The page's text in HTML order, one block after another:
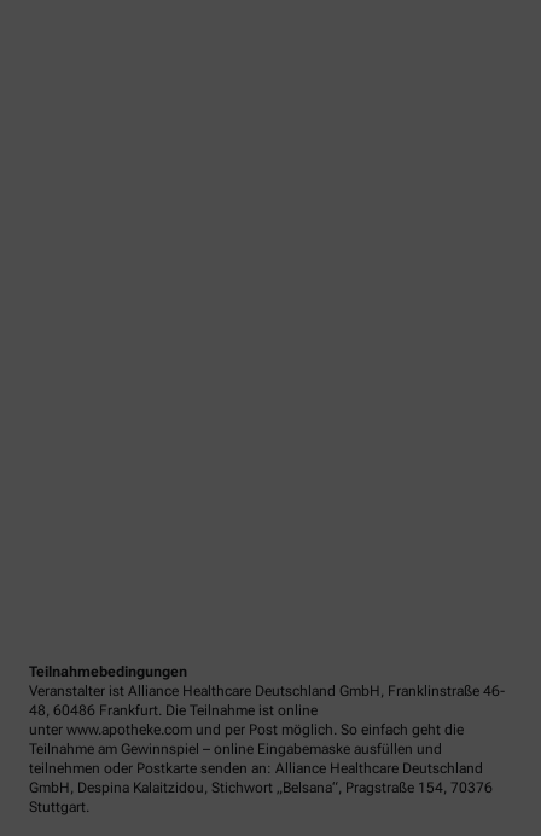
Teilnahmebedingungen
Veranstalter ist Alliance Healthcare Deutschland GmbH, Franklinstraße 46-
48, 60486 Frankfurt. Die Teilnahme ist online
unter www.apotheke.com und per Post möglich. So einfach geht die
Teilnahme am Gewinnspiel – online Eingabemaske ausfüllen und
teilnehmen oder Postkarte senden an: Alliance Healthcare Deutschland
GmbH, Despina Kalaitzidou, Stichwort „Belsana“, Pragstraße 154, 70376
Stuttgart.